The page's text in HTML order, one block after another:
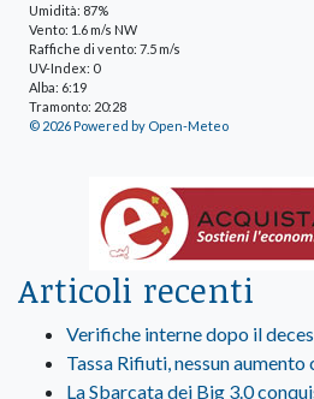
Umidità: 87%
Vento: 1.6 m/s NW
Raffiche di vento: 7.5 m/s
UV-Index: 0
Alba: 6:19
Tramonto: 20:28
© 2026 Powered by Open-Meteo
Articoli recenti
Verifiche interne dopo il
Tassa Rifiuti, nessun
La Sbarcata dei Big 3.0